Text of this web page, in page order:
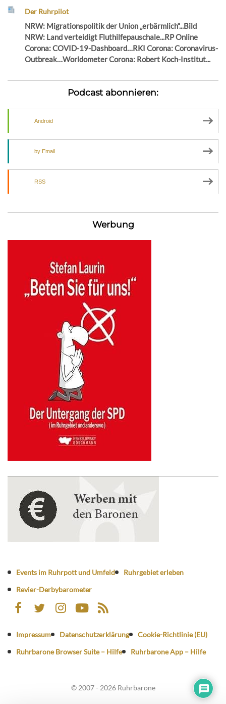
Der Ruhrpilot
NRW: Migrationspolitik der Union „erbärmlich“...Bild
NRW: Land verteidigt Fluthilfepauschale...RP Online
Corona: COVID-19-Dashboard…RKI Corona: Coronavirus-
Outbreak…Worldometer Corona: Robert Koch-Institut...
Podcast abonnieren:
Android
by Email
RSS
Werbung
Events im Ruhrpott und Umfeld
Ruhrgebiet erleben
Revier-Derbybarometer
Impressum Datenschutzerklärung
Cookie-Richtlinie (EU)
Ruhrbarone Browser Suite – Hilfe
Ruhrbarone App – Hilfe
© 2007 - 2026 Ruhrbarone